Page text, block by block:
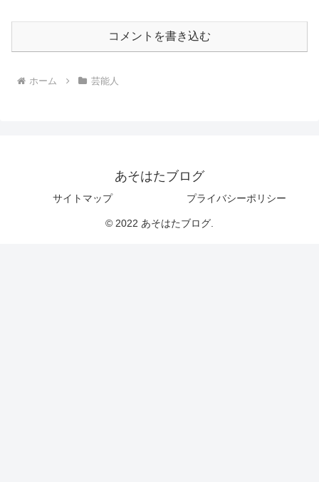
コメントを書き込む
ホーム 芸能人
あそはたブログ
サイトマップ プライバシーポリシー
© 2022 あそはたブログ.